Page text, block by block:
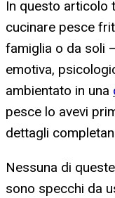
In questo articolo
cucinare pesce
famiglia o da soli
emotiva,
ambientato in una
pesce lo avevi
dettagli
Nessuna di
sono specchi da